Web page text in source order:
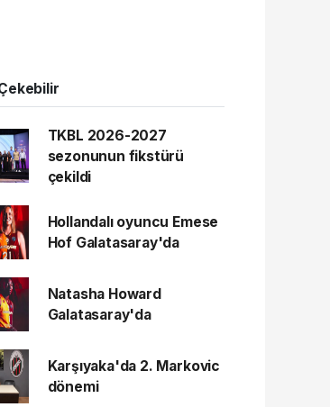
TKBL 2026-2027
sezonunun fikstürü
çekildi
Hollandalı oyuncu Emese
Hof Galatasaray'da
Natasha Howard
Galatasaray'da
Karşıyaka'da 2. Markovic
dönemi